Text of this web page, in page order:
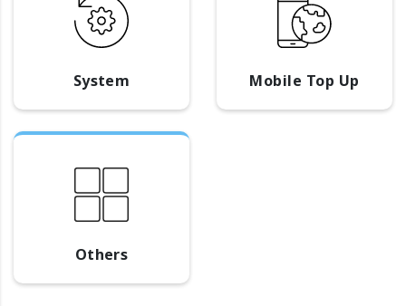
System Mobile Top Up
Others